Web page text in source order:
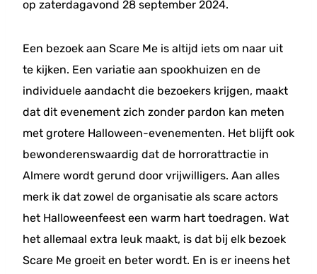
op zaterdagavond 28 september 2024.
Een bezoek aan Scare Me is altijd iets om naar uit
te kijken. Een variatie aan spookhuizen en de
individuele aandacht die bezoekers krijgen, maakt
dat dit evenement zich zonder pardon kan meten
met grotere Halloween-evenementen. Het blijft ook
bewonderenswaardig dat de horrorattractie in
Almere wordt gerund door vrijwilligers. Aan alles
merk ik dat zowel de organisatie als scare actors
het Halloweenfeest een warm hart toedragen. Wat
het allemaal extra leuk maakt, is dat bij elk bezoek
Scare Me groeit en beter wordt. En is er ineens het